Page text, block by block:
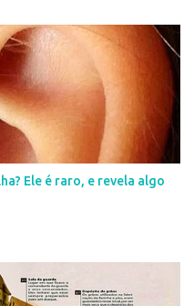
Ele é raro, e revela algo